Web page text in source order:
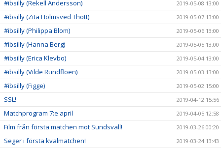
#ibsilly (Rekell Andersson) 2019-05-08 13:00
#ibsilly (Zita Holmsved Thott) 2019-05-07 13:00
#ibsilly (Philippa Blom) 2019-05-06 13:00
#ibsilly (Hanna Berg) 2019-05-05 13:00
#ibsilly (Erica Klevbo) 2019-05-04 13:00
#ibsilly (Vilde Rundfloen) 2019-05-03 13:00
#ibsilly (Figge) 2019-05-02 15:00
SSL! 2019-04-12 15:56
Matchprogram 7:e april 2019-04-05 12:58
Film från första matchen mot Sundsvall! 2019-03-26 00:20
Seger i första kvalmatchen! 2019-03-24 13:43